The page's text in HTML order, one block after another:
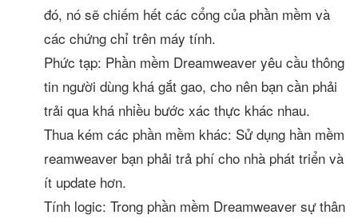
đó, nó sẽ chiếm hết các cổng của phần mềm và
các chứng chỉ trên máy tính.
Phức tạp: Phần mềm Dreamweaver yêu cầu thông
tin người dùng khá gắt gao, cho nên bạn cần phải
trải qua khá nhiều bước xác thực khác nhau.
Thua kém các phần mềm khác: Sử dụng hần mềm
reamweaver bạn phải trả phí cho nhà phát triển và
ít update hơn.
Tính logic: Trong phần mềm Dreamweaver sự thân